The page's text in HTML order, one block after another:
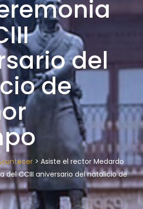
del
de
> Asiste el rector Medardo
del CCIII aniversario del natalicio de